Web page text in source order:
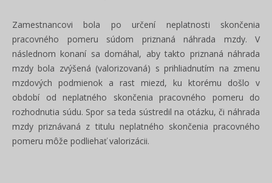
Zamestnancovi bola po určení neplatnosti skončenia
pracovného pomeru súdom priznaná náhrada mzdy. V
následnom konaní sa domáhal, aby takto priznaná náhrada
mzdy bola zvýšená (valorizovaná) s prihliadnutím na zmenu
mzdových podmienok a rast miezd, ku ktorému došlo v
období od neplatného skončenia pracovného pomeru do
rozhodnutia súdu. Spor sa teda sústredil na otázku, či náhrada
mzdy priznávaná z titulu neplatného skončenia pracovného
pomeru môže podliehať valorizácii.